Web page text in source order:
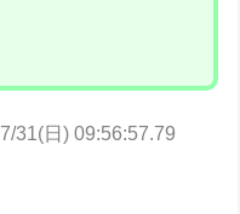
31(日) 09:56:57.79